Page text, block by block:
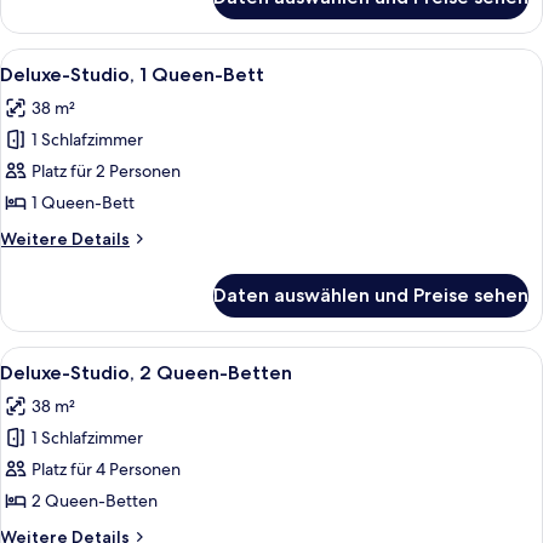
anzeigen
Zimmer,
2 Queen-
Betten,
Alle
Fotos
für
Deluxe-
Studio,
1
Queen-
Bett
Ein modernes Hotelzimmer mit
7
Deluxe-Studio, 1 Queen-Bett
38 m²
1 Schlafzimmer
Platz für 2 Personen
1 Queen-Bett
Weitere Details
Weitere
Studio,
Queen-
Daten auswählen und Preise sehen
Alle
Fotos
für
Deluxe-
Studio,
2 Queen-
Betten
Bettwäsche aus ägyptischer
7
Deluxe-Studio, 2 Queen-Betten
38 m²
1 Schlafzimmer
Platz für 4 Personen
2 Queen-Betten
Weitere Details
Weitere